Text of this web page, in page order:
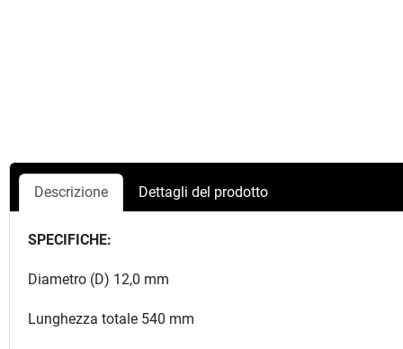
Descrizione Dettagli del prodotto
SPECIFICHE:
Diametro (D) 12,0 mm
Lunghezza totale 540 mm